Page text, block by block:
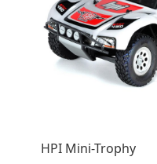
HPI Mini-Trophy